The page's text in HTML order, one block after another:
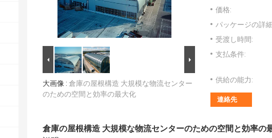
大画像 : 倉庫の屋根構造 大規模な物流センター
のための空間と効率の最大化
価格:
パッケージの詳
受渡し時間:
支払条件:
供給の能力:
連絡先
倉庫の屋根構造 大規模な物流センターのための空間と効率の